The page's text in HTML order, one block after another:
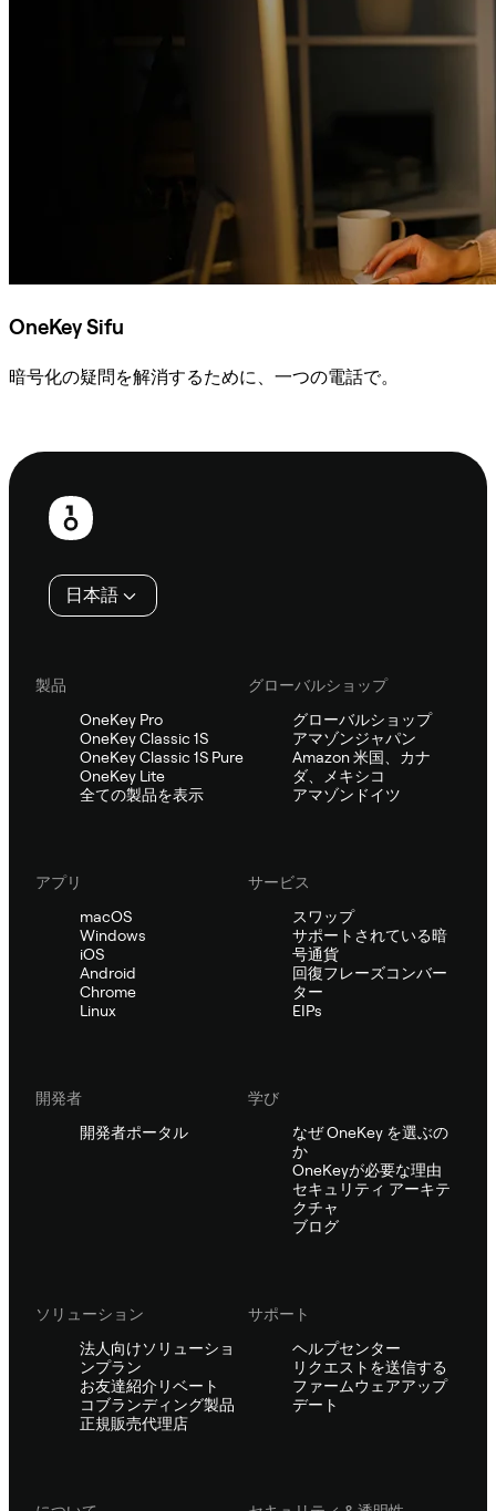
OneKey Sifu
暗号化の疑問を解消するために、一つの電話で。
フ
日本語
製品
OneKey Pro
OneKey Classic 1S
OneKey Classic 1S Pure
OneKey Lite
全ての製品を表示
グローバルショップ
グローバルショップ
アマゾンジャパン
Amazon 米国、カナ
ダ、メキシコ
アマゾンドイツ
アプリ
macOS
Windows
iOS
Android
Chrome
Linux
サービス
スワップ
サポートされている暗
号通貨
回復フレーズコンバー
ター
EIPs
開発者
開発者ポータル
学び
なぜ OneKey を選ぶの
か
OneKeyが必要な理由
セキュリティ アーキテ
クチャ
ブログ
ソリューション
法人向けソリューショ
ンプラン
お友達紹介リベート
コブランディング製品
正規販売代理店
サポート
ヘルプセンター
リクエストを送信する
ファームウェアアップ
デート